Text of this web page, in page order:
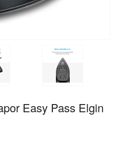
Easy Pass Elgin